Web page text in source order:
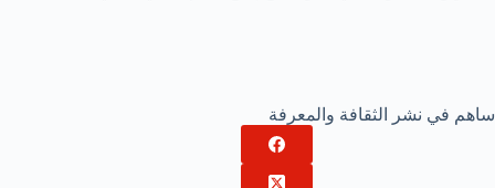
ساهم في نشر الثقافة والمعرفة